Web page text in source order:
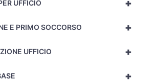
+
UFFICIO
+
E PRIMO SOCCORSO
+
UFFICIO
+